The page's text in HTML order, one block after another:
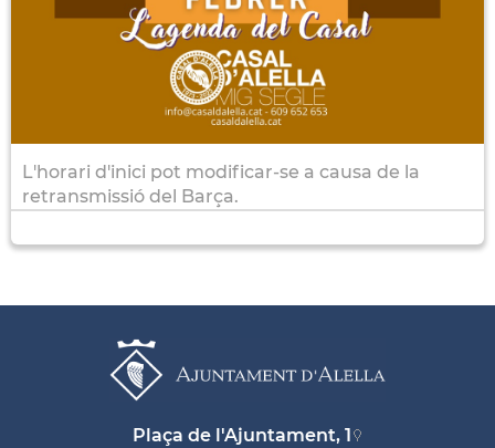
L'horari d'inici pot modificar-se a causa de la
retransmissió del Barça.
Plaça de l'Ajuntament, 1